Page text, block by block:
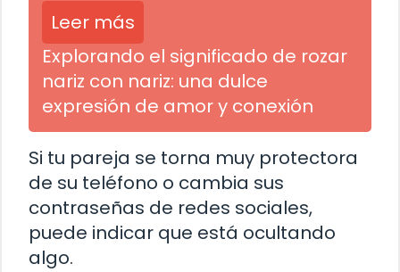
Leer más
Explorando el significado de rozar
nariz con nariz: una dulce
expresión de amor y conexión
Si tu pareja se torna muy protectora
de su teléfono o cambia sus
contraseñas de redes sociales,
puede indicar que está ocultando
algo.